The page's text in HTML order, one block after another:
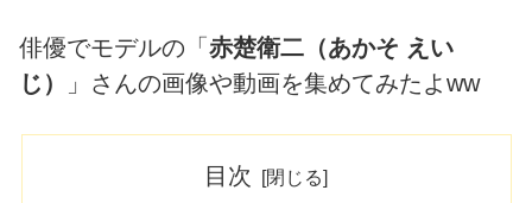
俳優でモデルの「 赤楚衛二（あかそ えい
じ）
」さんの画像や動画を集めてみたよww
目次